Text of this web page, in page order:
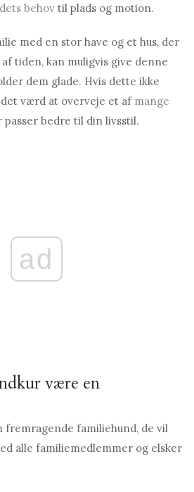
behov til plads og motion.
med en stor have og et hus, der
tiden, kan muligvis give denne
dem glade. Hvis dette ikke
værd at overveje et af mange
passer bedre til din livsstil.
ad
være en
fremragende familiehund, de vil
alle familiemedlemmer og elsker